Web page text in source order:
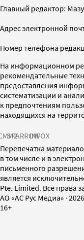
Главный редактор:
Адрес электронной
Номер телефона
На информационном
рекомендательные
предоставления
систематизации и
к предпочтениям
находящихся на
SPARROWINFOX
Перепечатка
в том числе и в
письменного
является
Pte. Limited. Все права
AO «АС Рус Медиа» · 2026
16+